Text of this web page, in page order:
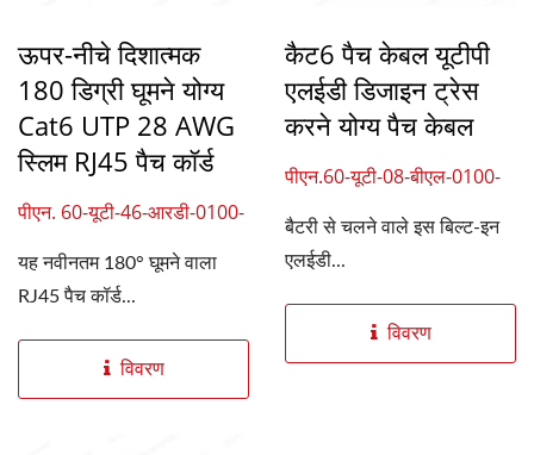
ऊपर-नीचे दिशात्मक
180 डिग्री घूमने योग्य
Cat6 UTP 28 AWG
स्लिम RJ45 पैच कॉर्ड
पीएन. 60-यूटी-46-आरडी-0100-
यह नवीनतम 180° घूमने वाला
RJ45 पैच कॉर्ड...
विवरण
कैट6 पैच केबल यूटीपी
एलईडी डिजाइन ट्रेस
करने योग्य पैच केबल
पीएन.60-यूटी-08-बीएल-0100-
03
बैटरी से चलने वाले इस बिल्ट-इन
एलईडी...
विवरण